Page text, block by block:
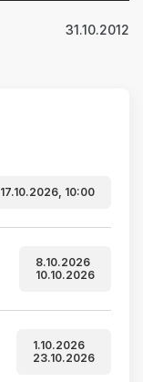
31.10.2012
17.10.2026, 10:00
8.10.2026
10.10.2026
1.10.2026
23.10.2026